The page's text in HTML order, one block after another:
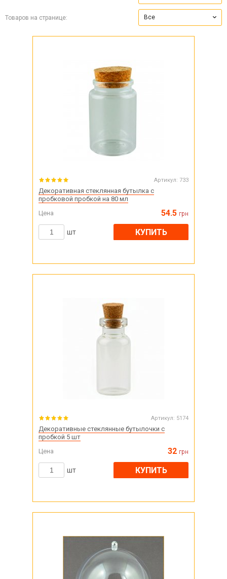
Товаров на странице: Все
Артикул: 733
Декоративная стеклянная бутылка с
пробковой пробкой на 80 мл
Цена
54.5 грн
шт КУПИТЬ
Артикул: 5174
Декоративные стеклянные бутылочки с
пробкой 5 шт
Цена
32 грн
шт КУПИТЬ